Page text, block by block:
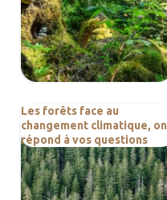
Forêt
Les forêts face au
changement climatique, on
répond à vos questions